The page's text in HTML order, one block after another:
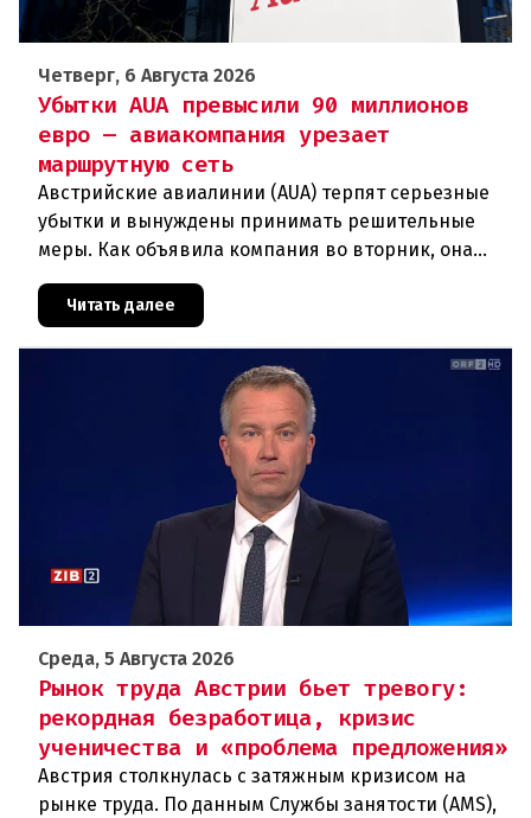
Четверг, 6 Августа 2026
Убытки AUA превысили 90 миллионов
евро — авиакомпания урезает
маршрутную сеть
Австрийские авиалинии (AUA) терпят серьезные
убытки и вынуждены принимать решительные
меры. Как объявила компания во вторник, она
Грац.Причиной столь жесткой экономии
Читать далее
Среда, 5 Августа 2026
Рынок труда Австрии бьет тревогу:
рекордная безработица, кризис
ученичества и «проблема предложения»
Австрия столкнулась с затяжным кризисом на
рынке труда. По данным Службы занятости (AMS),